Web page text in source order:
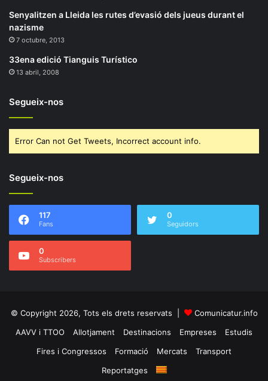
Senyalitzen a Lleida les rutes d’evasió dels jueus durant el
nazisme
7 octubre, 2013
33ena edició Tianguis Turístico
13 abril, 2008
Segueix-nos
Error Can not Get Tweets, Incorrect account info.
Segueix-nos
117
Fans
0
Seguidors
0
Subscribers
© Copyright 2026, Tots els drets reservats |
Comunicatur.info
AAVV i TTOO
Allotjament Destinacions Empreses
Estudis
Fires i Congressos
Formació Mercats
Transport
Reportatges